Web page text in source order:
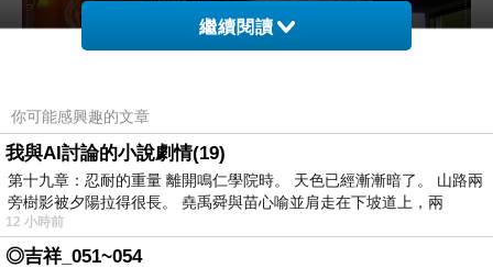
繼續閱讀
你可能感興趣的文章
我與AI討論的小說劇情(19)
第十九章：忍耐的重量 離開鳴仁學院時。 天色已經漸漸暗了。 山路兩
旁樹影被夕陽拉得很長。 堯禹舜與苗心喻並肩走在下坡道上，兩
12 小時前
◎吉祥_051~054